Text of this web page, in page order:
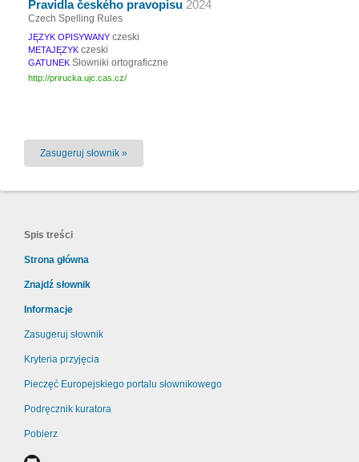
Pravidla českého pravopisu 2024
Czech Spelling Rules
JĘZYK OPISYWANY czeski
METAJĘZYK czeski
GATUNEK Słowniki ortograficzne
http://prirucka.ujc.cas.cz/
Zasugeruj słownik »
Spis treści
Strona główna
Znajdź słownik
Informacje
Zasugeruj słownik
Kryteria przyjęcia
Pieczęć Europejskiego portalu słownikowego
Podręcznik kuratora
Pobierz